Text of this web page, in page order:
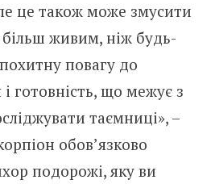
це також може змусити
більш живим, ніж будь-
повагу до
готовність, що межує з
таємниці», –
обов’язково
подорожі, яку ви